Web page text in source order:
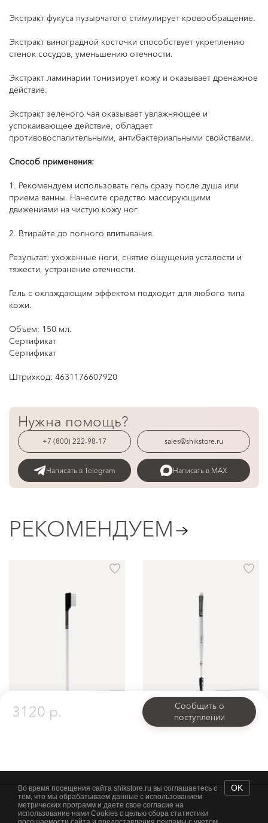
3120 p.
Сообщить о
поступлении
Экстракт фукуса пузырчатого стимулирует кровообращение.
Экстракт виноградной косточки способствует укреплению
стенок сосудов, уменьшению отечности.
Экстракт ламинарии тонизирует кожу и оказывает дренажное
действие.
Экстракт зеленого чая оказывает увлажняющее и
успокаивающее действие, обладает
противовоспалительными, антибактериальными свойствами.
Способ применения:
1. Рекомендуем использовать гель сразу после душа или
приема ванны. Нанесите средство массирующими
движениями на чистую кожу ног.
2. Втирайте до полного впитывания.
Результат: ухоженные ноги, снятие ощущения усталости и
тяжести, устранение отечности.
Гель с охлаждающим эффектом подходит для любого типа
кожи.
Объем: 150 мл.
Сертификат
Сертификат
Штрихкод: 4631176607920
Нужна помощь?
+7 (800) 222-98-17 sales@shikstore.ru
Написать в Telegram Написать в MAX
РЕКОМЕНДУЕМ
Во время посещения сайта shikstore.ru вы соглашаетесь с
тем, что мы обрабатываем данные с использованием
метрических программ и даете свое согласие на
использование нами Cookies с целью сбора статистики
OK